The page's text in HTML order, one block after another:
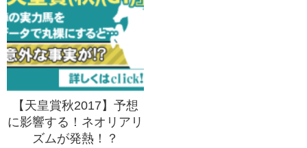
【天皇賞秋2017】予想
に影響する！ネオリアリ
ズムが発熱！？